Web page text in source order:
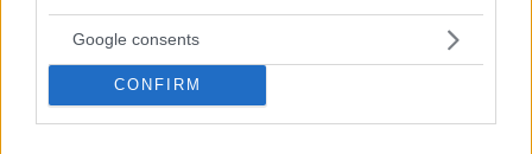
Google consents
CONFIRM